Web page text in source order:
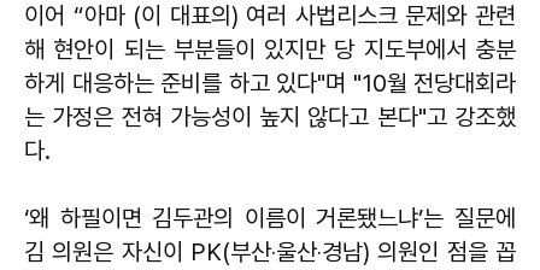
이어 “아마 (이 대표의) 여러 사법리스크 문제와 관련
해 현안이 되는 부분들이 있지만 당 지도부에서 충분
하게 대응하는 준비를 하고 있다"며 "10월 전당대회라
는 가정은 전혀 가능성이 높지 않다고 본다"고 강조했
다.
‘왜 하필이면 김두관의 이름이 거론됐느냐’는 질문에
김 의원은 자신이 PK(부산‧울산‧경남) 의원인 점을 꼽